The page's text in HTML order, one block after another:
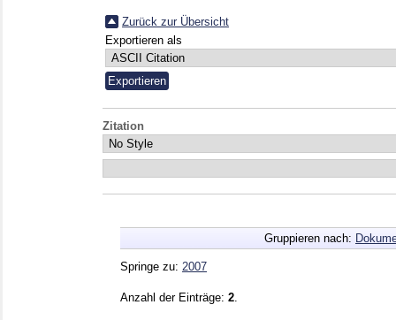
Zurück zur Übersicht
Exportieren als
Zitation
Gruppieren nach:
Springe zu: 2007
Anzahl der Einträge: 2